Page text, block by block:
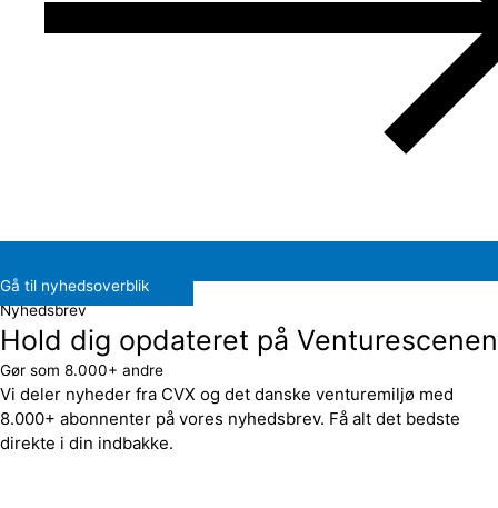
Gå til nyhedsoverblik
Nyhedsbrev
Hold dig opdateret på Venturescenen
Gør som 8.000+ andre
Vi deler nyheder fra CVX og det danske venturemiljø med
8.000+ abonnenter på vores nyhedsbrev. Få alt det bedste
direkte i din indbakke.